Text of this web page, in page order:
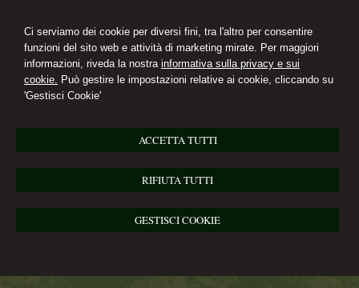
Ci serviamo dei cookie per diversi fini, tra l'altro per consentire
funzioni del sito web e attività di marketing mirate. Per maggiori
informazioni, riveda la nostra informativa sulla privacy e sui
cookie. Può gestire le impostazioni relative ai cookie, cliccando su
'Gestisci Cookie'
ACCETTA TUTTI
RIFIUTA TUTTI
GESTISCI COOKIE